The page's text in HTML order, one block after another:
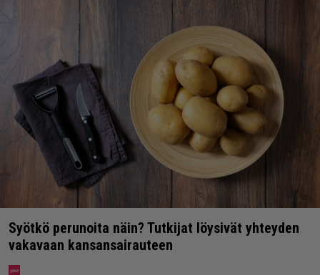
Syötkö perunoita näin? Tutkijat löysivät yhteyden
vakavaan kansansairauteen